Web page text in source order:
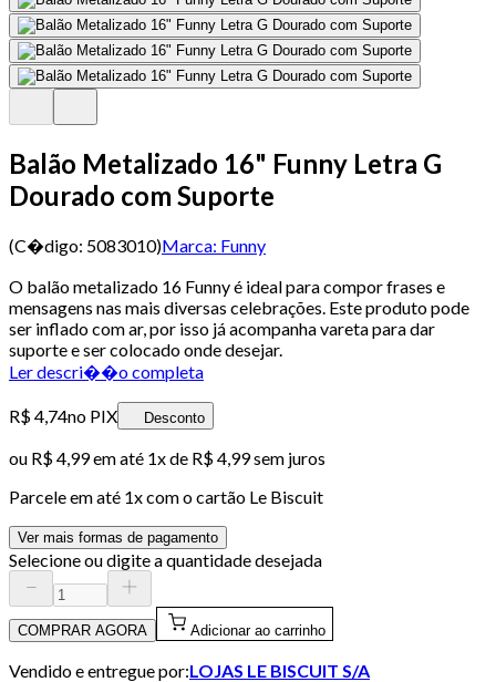
Balão Metalizado 16" Funny Letra G
Dourado com Suporte
(C�digo: 5083010)Marca: Funny
O balão metalizado 16 Funny é ideal para compor frases e
mensagens nas mais diversas celebrações. Este produto pode
ser inflado com ar, por isso já acompanha vareta para dar
suporte e ser colocado onde desejar.
Ler descri��o completa
R$ 4,74no PIX Desconto
ou R$ 4,99em até 1x de R$ 4,99sem juros
Parcele em até 1x com o cartão Le Biscuit
Ver mais formas de pagamento
Selecione ou digite a quantidade desejada
COMPRAR AGORA Adicionar ao carrinho
Vendido e entregue por:LOJAS LE BISCUIT S/A